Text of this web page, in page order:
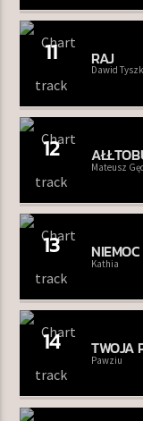
11 RAJ
Dawid
12
Mateusz
13 NIEMOC
Kathia
14 TWOJA
Pawziu